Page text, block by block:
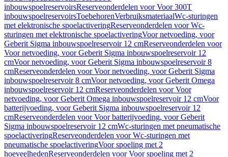
inbouwspoelreservoirsReserveonderdelen voor Voor 300T
inbouwspoelreservoirsToebehorenVerbruiksmateriaalWc-sturingen
met elektronische spoelactiveringReserveonderdelen voor Wc-
sturingen met elektronische spoelactiveringVoor netvoeding, voor
Geberit Sigma inbouwspoelreservoir 12 cmReserveonderdelen voor
Voor netvoeding, voor Geberit Sigma inbouwspoelreservoir 12
cmVoor netvoeding, voor Geberit Sigma inbouwspoelreservoir 8
cmReserveonderdelen voor Voor netvoeding, voor Geberit Sigma
inbouwspoelreservoir 8 cmVoor netvoeding, voor Geberit Omega
inbouwspoelreservoir 12 cmReserveonderdelen voor Voor
netvoeding, voor Geberit Omega inbouwspoelreservoir 12 cmVoor
batterijvoeding, voor Geberit Sigma inbouwspoelreservoir 12
cmReserveonderdelen voor Voor batterijvoeding, voor Geberit
Sigma inbouwspoelreservoir 12 cmWc-sturingen met pneumatische
spoelactiveringReserveonderdelen voor Wc-sturingen met
pneumatische spoelactiveringVoor spoeling met 2
hoeveelhedenReserveonderdelen voor Voor spoeling met 2